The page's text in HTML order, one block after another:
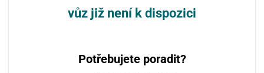
vůz již není k dispozici
Potřebujete poradit?